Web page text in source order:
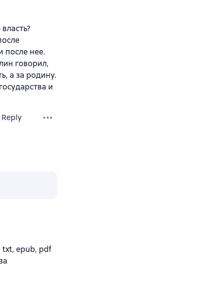
после нее.
говорил,
а за родину.
и
Reply
txt, epub, pdf